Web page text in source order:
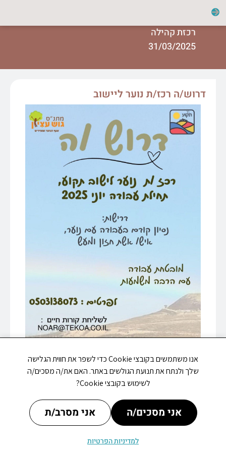
רכזת קהילה
31/03/2025
דרוש/ה רכז/ת נוער ליישוב
אנו משתמשים בקובצי Cookie כדי לשפר את חווית הגלישה
שלך ולנתח את תנועת הגולשים באתר. האם את/ה מסכים/ה
לשימוש בקובצי Cookie?
אני מסכים/ה אני מסרב/ת
למדיניות הפרטיות